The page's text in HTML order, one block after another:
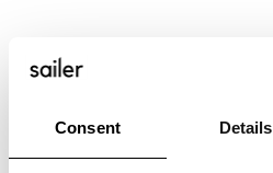
Consent Details